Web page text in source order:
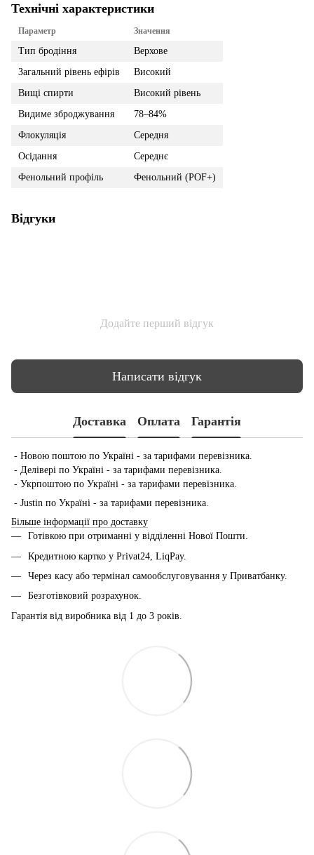
Технічні характеристики
Параметр Значення
Тип бродіння
Верхове
Загальний рівень ефірів
Високий
Вищі спирти
Високий рівень
Видиме зброджування
78–84%
Флокуляція
Середня
Осідання
Середнє
Фенольний профіль
Фенольний (POF+)
Відгуки
Додайте перший відгук
Написати відгук
Доставка Оплата Гарантія
- Новою поштою по Україні - за тарифами перевізника.
- Делівері по Україні - за тарифами перевізника.
- Укрпоштою по Україні - за тарифами перевізника.
- Justin по Україні - за тарифами перевізника.
Більше інформації про доставку
Готівкою при отриманні у відділенні Нової Пошти.
Кредитною картко у Privat24, LiqPay.
Через касу або термінал самообслуговування у Приватбанку.
Безготівковий розрахунок.
Гарантія від виробника від 1 до 3 років.